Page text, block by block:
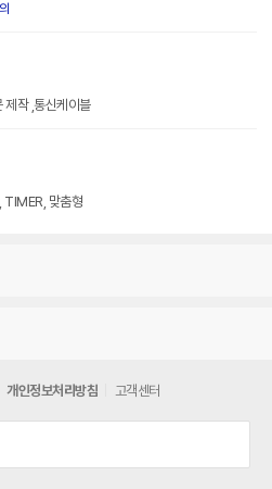
제작 ,통신케이블
TIMER, 맞춤형
개인정보처리방침 고객센터